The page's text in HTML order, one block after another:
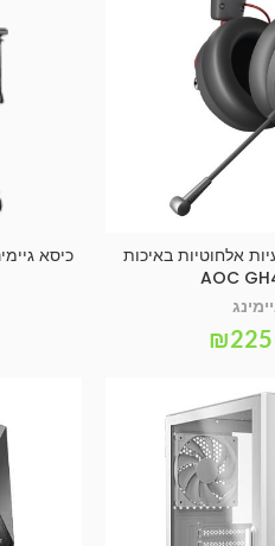
לסלאלחוטיות באיכות
₪225